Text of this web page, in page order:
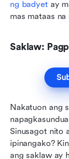
ng badyet ay
mas mataas
Saklaw:
Nakatuon ang
Sinusagot nito
ipinangako?
ang saklaw ay